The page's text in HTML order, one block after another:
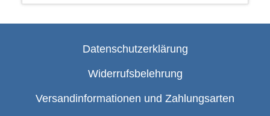
Datenschutzerklärung
Widerrufsbelehrung
Versandinformationen und Zahlungsarten